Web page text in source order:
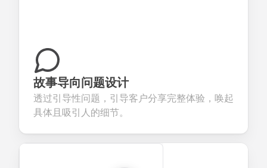
故事导向问题设计
透过引导性问题，引导客户分享完整体验，唤起
具体且吸引人的细节。